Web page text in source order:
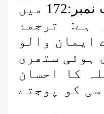
سورۃ البقرہ آیت نمبر:172 میں
ہے: ترجمۂ
ایمان والو
ہوئی ستھری
کا احسان
کو پوجتے